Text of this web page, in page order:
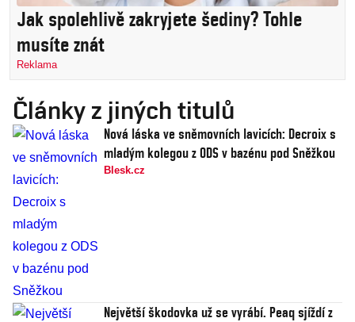
Jak spolehlivě zakryjete šediny? Tohle
musíte znát
Reklama
Články z jiných titulů
Nová láska ve sněmovních lavicích: Decroix s
mladým kolegou z ODS v bazénu pod Sněžkou
Blesk.cz
Největší škodovka už se vyrábí. Peaq sjíždí z